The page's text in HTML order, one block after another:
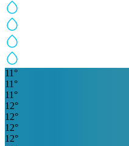
11 °
11 °
11 °
12°
12°
12°
12°